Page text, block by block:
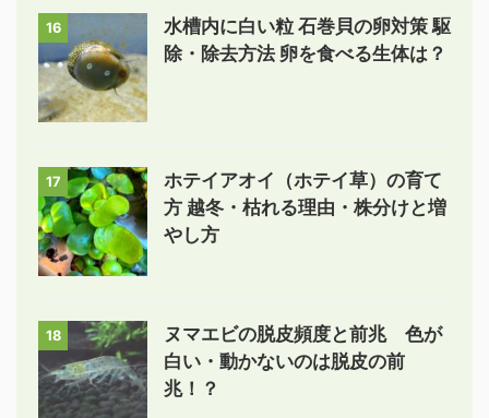
16
水槽内に白い粒 石巻貝の卵対策 駆
除・除去方法 卵を食べる生体は？
17
ホテイアオイ（ホテイ草）の育て
方 越冬・枯れる理由・株分けと増
やし方
18
ヌマエビの脱皮頻度と前兆 色が
白い・動かないのは脱皮の前
兆！？